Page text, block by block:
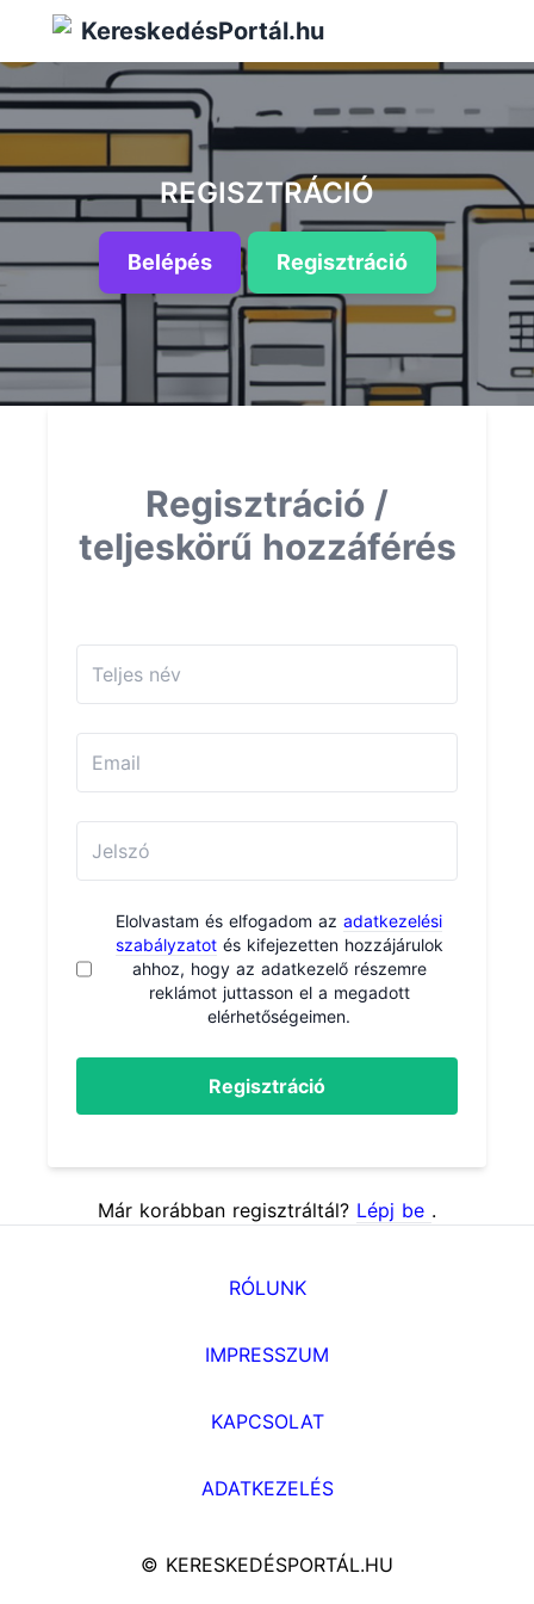
KereskedésPortál.hu
REGISZTRÁCIÓ
Belépés Regisztráció
Regisztráció /
teljeskörű hozzáférés
Elolvastam és elfogadom azadatkezelési
szabályzatotés kifejezetten hozzájárulok
ahhoz, hogy az adatkezelő részemre
reklámot juttasson el a megadott
elérhetőségeimen.
Regisztráció
Már korábban regisztráltál? Lépj be .
RÓLUNK
IMPRESSZUM
KAPCSOLAT
ADATKEZELÉS
© KERESKEDÉSPORTÁL.HU